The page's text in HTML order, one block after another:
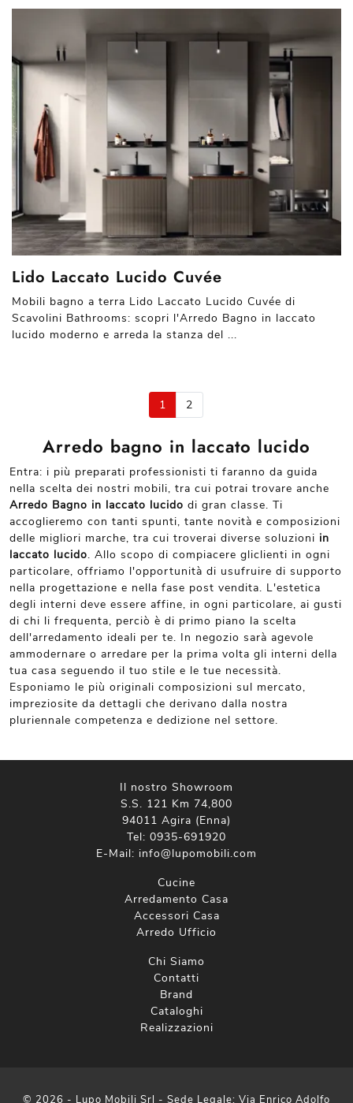
Lido Laccato Lucido Cuvée
Mobili bagno a terra Lido Laccato Lucido Cuvée di
Scavolini Bathrooms: scopri l'Arredo Bagno in laccato
lucido moderno e arreda la stanza del ...
1 2
Arredo bagno in laccato lucido
Entra: i più preparati professionisti ti faranno da guida
nella scelta dei nostri mobili, tra cui potrai trovare anche
Arredo Bagno in laccato lucido di gran classe. Ti
accoglieremo con tanti spunti, tante novità e composizioni
delle migliori marche, tra cui troverai diverse soluzioni in
laccato lucido. Allo scopo di compiacere gliclienti in ogni
particolare, offriamo l'opportunità di usufruire di supporto
nella progettazione e nella fase post vendita. L'estetica
degli interni deve essere affine, in ogni particolare, ai gusti
di chi li frequenta, perciò è di primo piano la scelta
dell'arredamento ideali per te. In negozio sarà agevole
ammodernare o arredare per la prima volta gli interni della
tua casa seguendo il tuo stile e le tue necessità.
Esponiamo le più originali composizioni sul mercato,
impreziosite da dettagli che derivano dalla nostra
pluriennale competenza e dedizione nel settore.
Il nostro Showroom
S.S. 121 Km 74,800
94011 Agira (Enna)
Tel: 0935-691920
E-Mail: info@lupomobili.com
Cucine
Arredamento Casa
Accessori Casa
Arredo Ufficio
Chi Siamo
Contatti
Brand
Cataloghi
Realizzazioni
© 2026 - Lupo Mobili Srl - Sede Legale: Via Enrico Adolfo